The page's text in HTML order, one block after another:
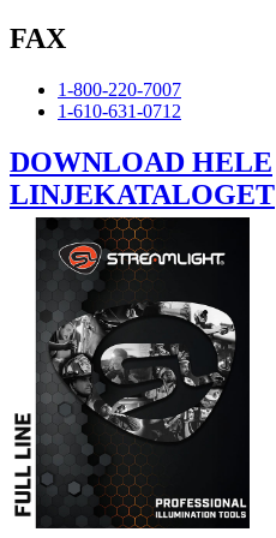
FAX
1-800-220-7007
1-610-631-0712
DOWNLOAD HELE
LINJEKATALOGET